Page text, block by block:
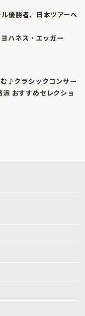
優勝者、日本ツアーへ
ハネス・エッガー
♪クラシックコンサー
おすすめセレクショ